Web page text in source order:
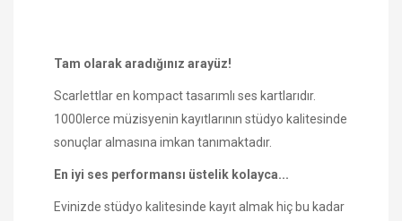
Tam olarak aradığınız arayüz!
Scarlettlar en kompact tasarımlı ses kartlarıdır.
1000lerce müzisyenin kayıtlarının stüdyo kalitesinde
sonuçlar almasına imkan tanımaktadır.
En iyi ses performansı üstelik kolayca...
Evinizde stüdyo kalitesinde kayıt almak hiç bu kadar